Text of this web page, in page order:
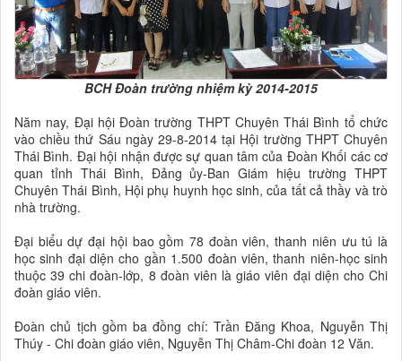
BCH Đoàn trường nhiệm kỳ 2014-2015
Năm nay, Đại hội Đoàn trường THPT Chuyên Thái Bình tổ chức
vào chiều thứ Sáu ngày 29-8-2014 tại Hội trường THPT Chuyên
Thái Bình. Đại hội nhận được sự quan tâm của Đoàn Khối các cơ
quan tỉnh Thái Bình, Đảng ủy-Ban Giám hiệu trường THPT
Chuyên Thái Bình, Hội phụ huynh học sinh, của tất cả thầy và trò
nhà trường.
Đại biểu dự đại hội bao gồm 78 đoàn viên, thanh niên ưu tú là
học sinh đại diện cho gần 1.500 đoàn viên, thanh niên-học sinh
thuộc 39 chi đoàn-lớp, 8 đoàn viên là giáo viên đại diện cho Chi
đoàn giáo viên.
Đoàn chủ tịch gồm ba đồng chí: Trần Đăng Khoa, Nguyễn Thị
Thúy - Chi đoàn giáo viên, Nguyễn Thị Châm-Chi đoàn 12 Văn.